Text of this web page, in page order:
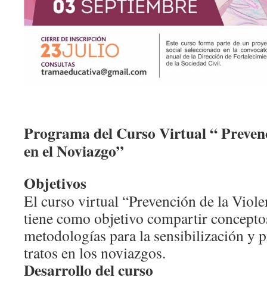
Programa del Curso Virtual “
en el Noviazgo”
Objetivos
El curso virtual “Prevención de la
tiene como objetivo compartir
metodologías para la sensibilización y
tratos en los noviazgos.
Desarrollo del curso